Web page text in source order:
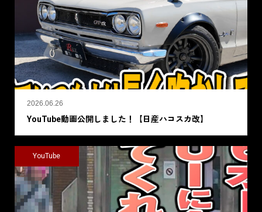
2026.06.26
YouTube動画公開しました！【日産ハコスカ改】
YouTube